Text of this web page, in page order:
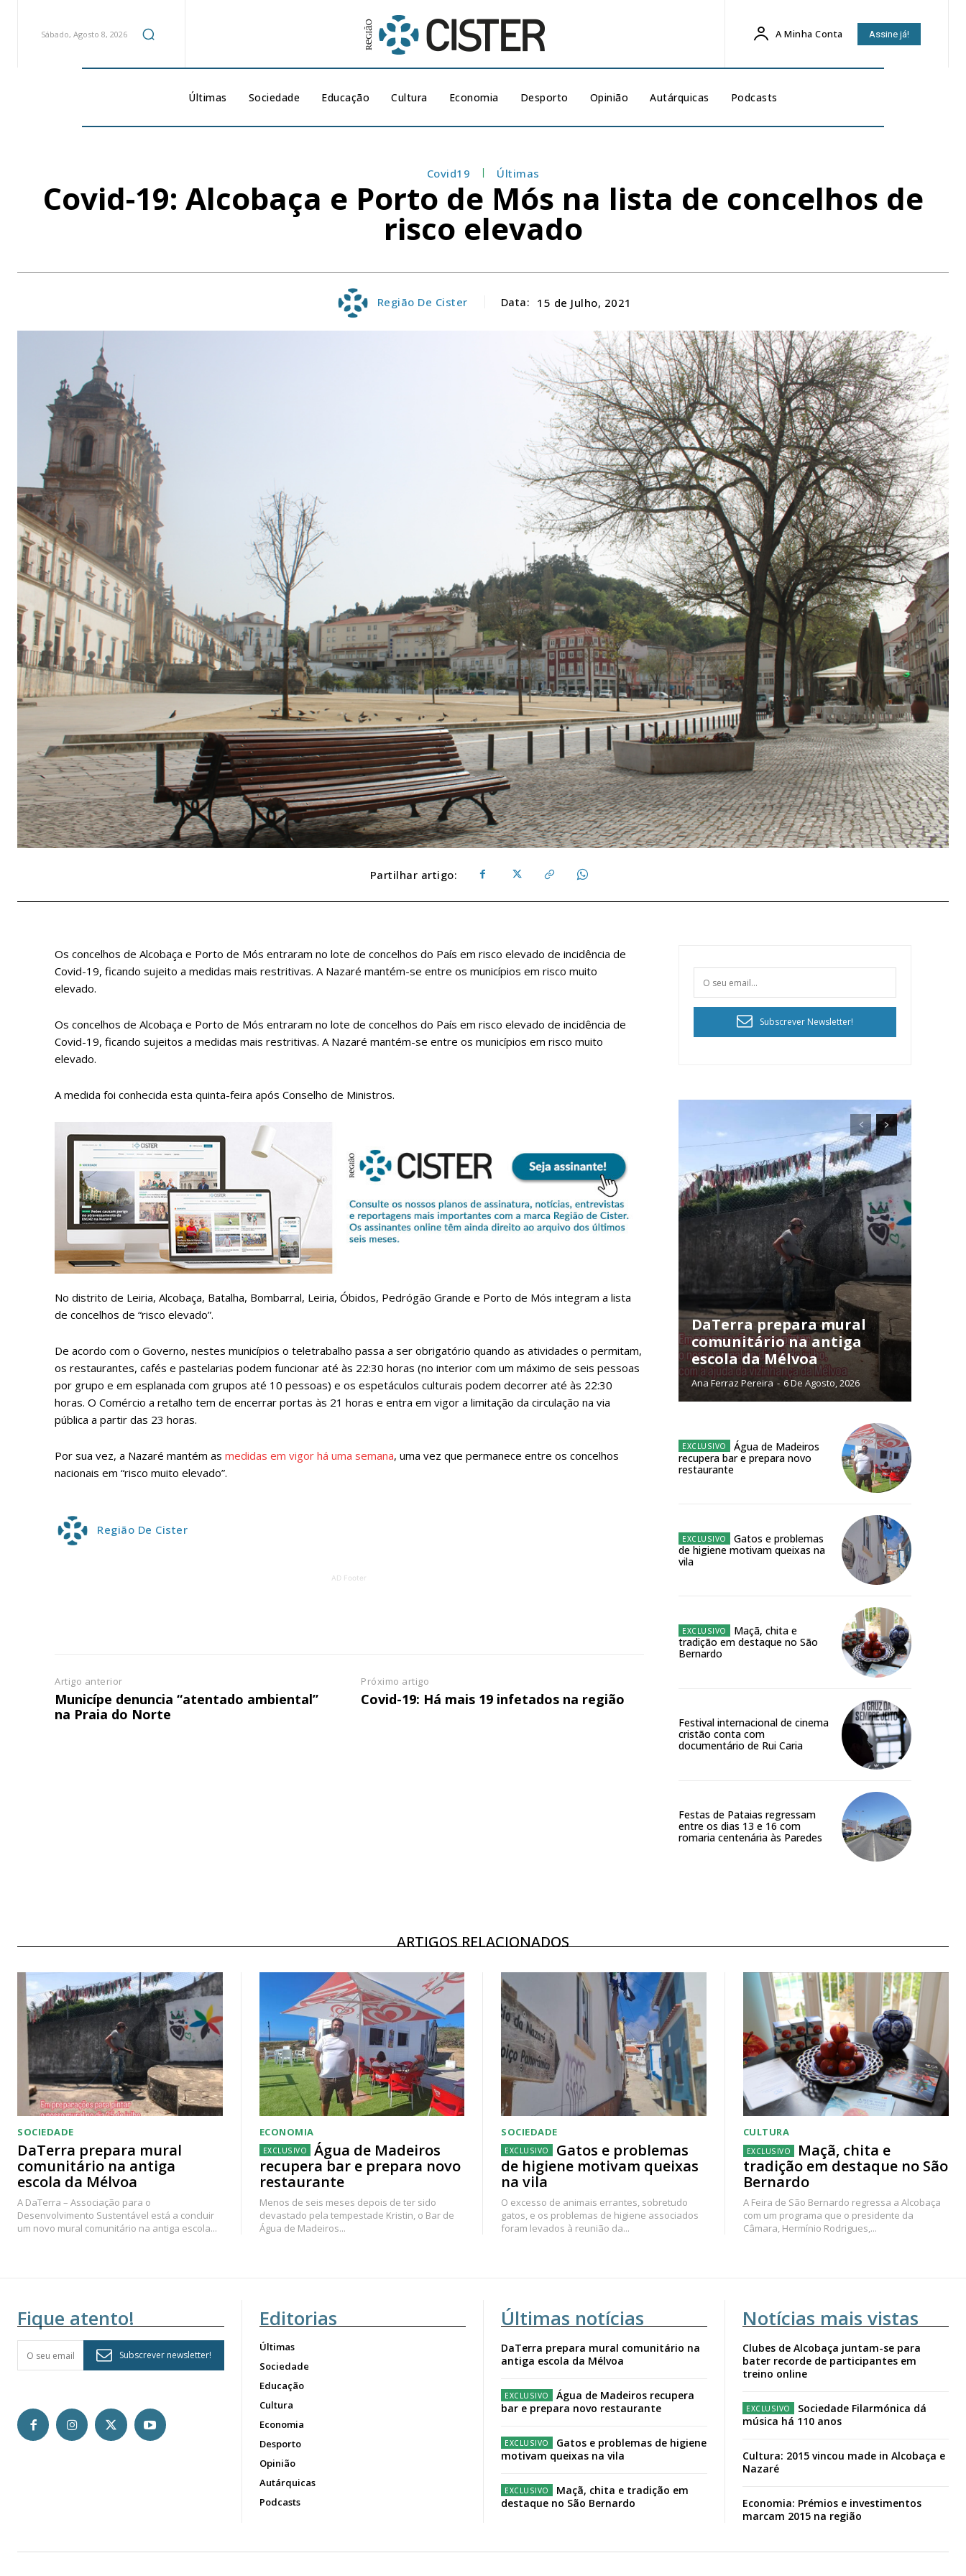
Planos de Assinatura
Faça-se assinante do Região de Cister e ajude-nos a manter este serviço público!
Sendo assinante terá acesso a todos os conteúdos exclusivos e versões digitais.
Escolha o plano de assinatura desejado:
ASSINATURA
32€
12 meses
Acesso ao conteúdo online
ASSINATURA
DIGITAL ANUAL
16
12 meses
Acesso aos conteúdos Exclusivos para
assinantes
Sábado, Agosto 8, 2026 A Minha Conta Assine já!
Últimas Sociedade Educação Cultura Economia Desporto Opinião Autárquicas Podcasts
Covid19 Últimas
Covid-19: Alcobaça e Porto de Mós na lista de concelhos de
risco elevado
Região De Cister Data: 15 de Julho, 2021
Partilhar artigo:
Os concelhos de Alcobaça e Porto de Mós entraram no lote de concelhos do País em risco elevado de incidência de
Covid-19, ficando sujeito a medidas mais restritivas. A Nazaré mantém-se entre os municípios em risco muito
elevado.
Os concelhos de Alcobaça e Porto de Mós entraram no lote de concelhos do País em risco elevado de incidência de
Covid-19, ficando sujeitos a medidas mais restritivas. A Nazaré mantém-se entre os municípios em risco muito
elevado.
A medida foi conhecida esta quinta-feira após Conselho de Ministros.
No distrito de Leiria, Alcobaça, Batalha, Bombarral, Leiria, Óbidos, Pedrógão Grande e Porto de Mós integram a lista
de concelhos de “risco elevado”.
De acordo com o Governo, nestes municípios o teletrabalho passa a ser obrigatório quando as atividades o permitam,
os restaurantes, cafés e pastelarias podem funcionar até às 22:30 horas (no interior com um máximo de seis pessoas
por grupo e em esplanada com grupos até 10 pessoas) e os espetáculos culturais podem decorrer até às 22:30
horas. O Comércio a retalho tem de encerrar portas às 21 horas e entra em vigor a limitação da circulação na via
pública a partir das 23 horas.
Por sua vez, a Nazaré mantém as medidas em vigor há uma semana, uma vez que permanece entre os concelhos
nacionais em “risco muito elevado”.
Região De Cister
AD Footer
Artigo anterior
Municípe denuncia “atentado ambiental”
na Praia do Norte
Próximo artigo
Covid-19: Há mais 19 infetados na região
Subscrever Newsletter!
DaTerra prepara mural
comunitário na antiga
escola da Mélvoa
Ana Ferraz Pereira - 6 De Agosto, 2026
Água de Madeiros
recupera bar e prepara novo
restaurante
Gatos e problemas
de higiene motivam queixas na
vila
Maçã, chita e
tradição em destaque no São
Bernardo
Festival internacional de cinema
cristão conta com
documentário de Rui Caria
Festas de Pataias regressam
entre os dias 13 e 16 com
romaria centenária às Paredes
ARTIGOS RELACIONADOS
SOCIEDADE
DaTerra prepara mural
comunitário na antiga
escola da Mélvoa
A DaTerra – Associação para o
Desenvolvimento Sustentável está a concluir
um novo mural comunitário na antiga escola...
ECONOMIA
Água de Madeiros
recupera bar e prepara novo
restaurante
Menos de seis meses depois de ter sido
devastado pela tempestade Kristin, o Bar de
Água de Madeiros...
SOCIEDADE
Gatos e problemas
de higiene motivam queixas
na vila
O excesso de animais errantes, sobretudo
gatos, e os problemas de higiene associados
foram levados à reunião da...
CULTURA
Maçã, chita e
tradição em destaque no São
Bernardo
A Feira de São Bernardo regressa a Alcobaça
com um programa que o presidente da
Câmara, Hermínio Rodrigues,...
Fique atento!
Subscrever newsletter!
Editorias
Últimas
Sociedade
Educação
Cultura
Economia
Desporto
Opinião
Autárquicas
Podcasts
Últimas notícias
DaTerra prepara mural comunitário na
antiga escola da Mélvoa
Água de Madeiros recupera
bar e prepara novo restaurante
Gatos e problemas de higiene
motivam queixas na vila
Maçã, chita e tradição em
destaque no São Bernardo
Notícias mais vistas
Clubes de Alcobaça juntam-se para
bater recorde de participantes em
treino online
Sociedade Filarmónica dá
música há 110 anos
Cultura: 2015 vincou made in Alcobaça e
Nazaré
Economia: Prémios e investimentos
marcam 2015 na região